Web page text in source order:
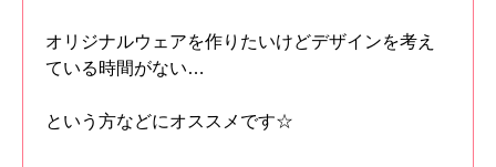
オリジナルウェアを作りたいけどデザインを考え
ている時間がない…
という方などにオススメです☆